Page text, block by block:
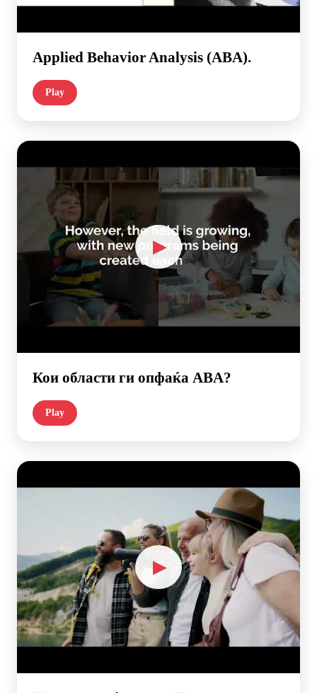
Applied Behavior Analysis (ABA).
Play
▶
Кои области ги опфаќа ABA?
Play
▶